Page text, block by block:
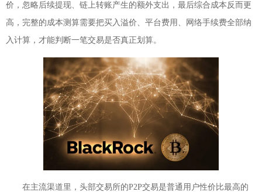
价，忽略后续提现、链上转账产生的额外支出，最后综合成本反而更
高，完整的成本测算需要把买入溢价、平台费用、网络手续费全部纳
入计算，才能判断一笔交易是否真正划算。
在主流渠道里，头部交易所的P2P交易是普通用户性价比最高的